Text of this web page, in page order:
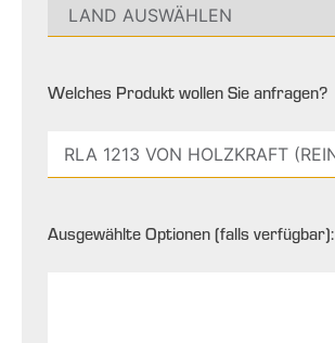
Welches Produkt wollen Sie anfragen?
Ausgewählte Optionen (falls verfügbar):